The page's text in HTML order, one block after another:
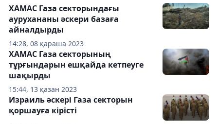
14:28, 08 қараша 2023
ХАМАС Газа секторындағы
аурухананы әскери базаға
айналдырды
15:44, 13 қазан 2023
ХАМАС Газа секторының
тұрғындарын ешқайда кетпеуге
шақырды
Израиль әскері Газа секторын
қоршауға кірісті